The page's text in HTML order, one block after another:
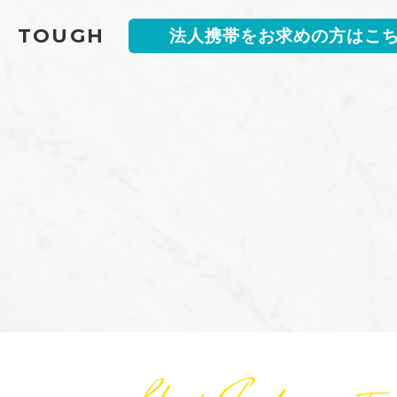
TOUGH 法人携帯をお求めの方はこ